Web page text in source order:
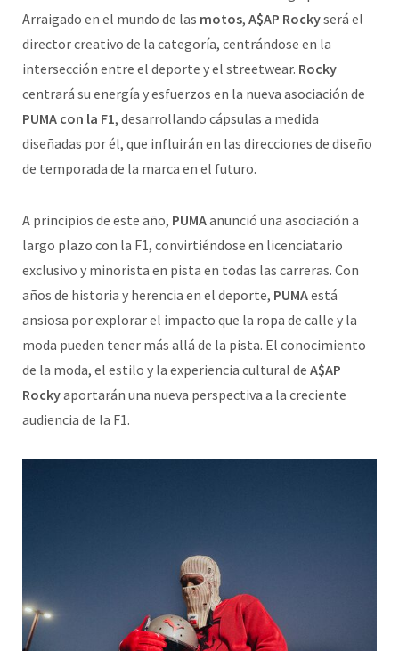
Arraigado en el mundo de las motos, A$AP Rockyserá el
director creativo de la categoría, centrándose en la
intersección entre el deporte y el streetwear. Rocky
centrará su energía y esfuerzos en la nueva asociación de
PUMA con la F1, desarrollando cápsulas a medida
diseñadas por él, que influirán en las direcciones de diseño
de temporada de la marca en el futuro.
A principios de este año, PUMAanunció una asociación a
largo plazo con la F1, convirtiéndose en licenciatario
exclusivo y minorista en pista en todas las carreras. Con
años de historia y herencia en el deporte, PUMAestá
ansiosa por explorar el impacto que la ropa de calle y la
moda pueden tener más allá de la pista. El conocimiento
de la moda, el estilo y la experiencia cultural de A$AP
Rockyaportarán una nueva perspectiva a la creciente
audiencia de la F1.